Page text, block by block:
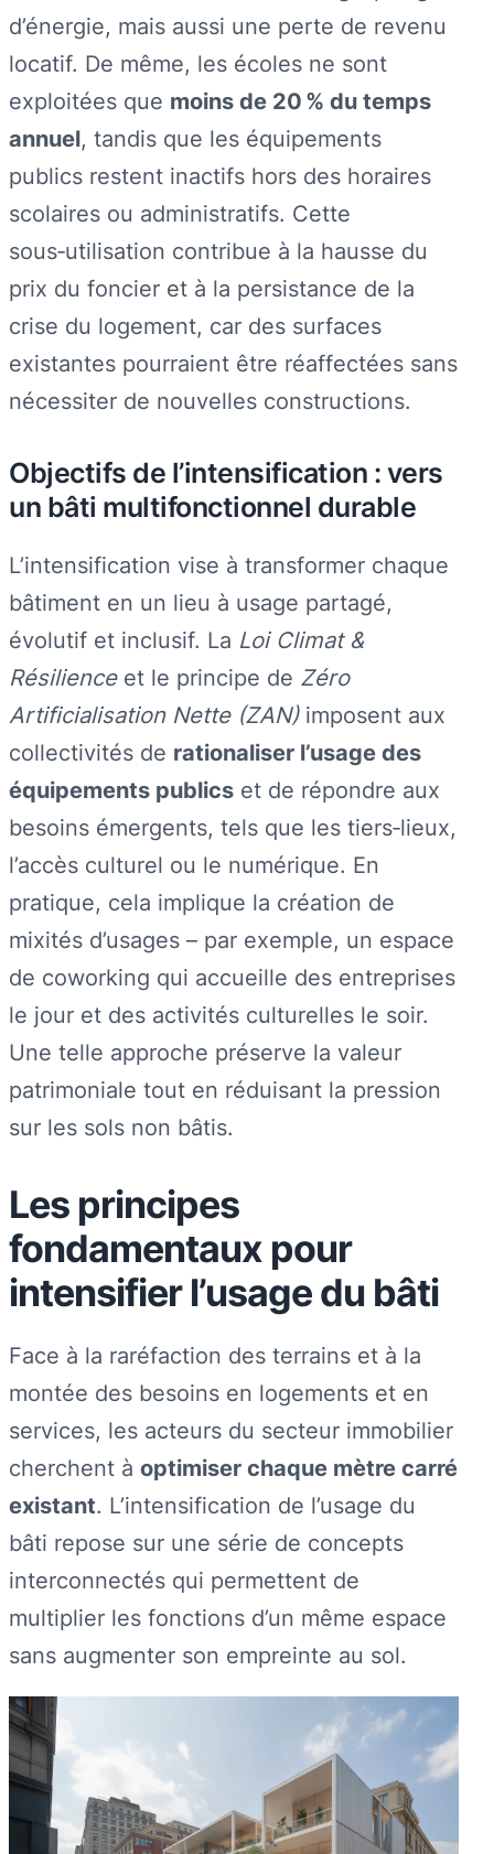
d’énergie, mais aussi une perte de revenu
locatif. De même, les écoles ne sont
exploitées que moins de 20 % du temps
annuel, tandis que les équipements
publics restent inactifs hors des horaires
scolaires ou administratifs. Cette
sous‑utilisation contribue à la hausse du
prix du foncier et à la persistance de la
crise du logement, car des surfaces
existantes pourraient être réaffectées sans
nécessiter de nouvelles constructions.
Objectifs de l’intensification : vers
un bâti multifonctionnel durable
L’intensification vise à transformer chaque
bâtiment en un lieu à usage partagé,
évolutif et inclusif. La Loi Climat &
Résilienceet le principe de Zéro
Artificialisation Nette (ZAN)imposent aux
collectivités de rationaliser l’usage des
équipements publics et de répondre aux
besoins émergents, tels que les tiers‑lieux,
l’accès culturel ou le numérique. En
pratique, cela implique la création de
mixités d’usages – par exemple, un espace
de coworking qui accueille des entreprises
le jour et des activités culturelles le soir.
Une telle approche préserve la valeur
patrimoniale tout en réduisant la pression
sur les sols non bâtis.
Les principes
fondamentaux pour
intensifier l’usage du bâti
Face à la raréfaction des terrains et à la
montée des besoins en logements et en
services, les acteurs du secteur immobilier
cherchent à optimiser chaque mètre carré
existant. L’intensification de l’usage du
bâti repose sur une série de concepts
interconnectés qui permettent de
multiplier les fonctions d’un même espace
sans augmenter son empreinte au sol.